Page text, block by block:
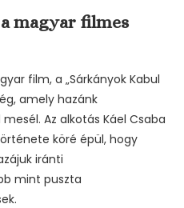
magyar filmes
film, a „Sárkányok Kabul
amely hazánk
Az alkotás Káel Csaba
köré épül, hogy
iránti
mint puszta